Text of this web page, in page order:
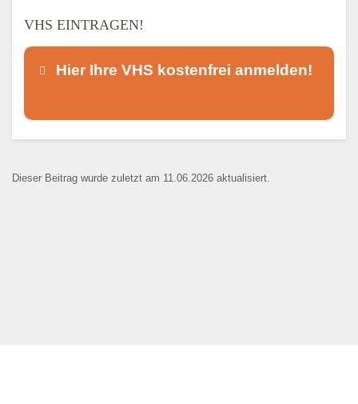
VHS EINTRAGEN!
Hier Ihre VHS kostenfrei anmelden!
Kontaktaufnahme und ist nicht
Dieser Beitrag wurde zuletzt am 11.06.2026 aktualisiert.